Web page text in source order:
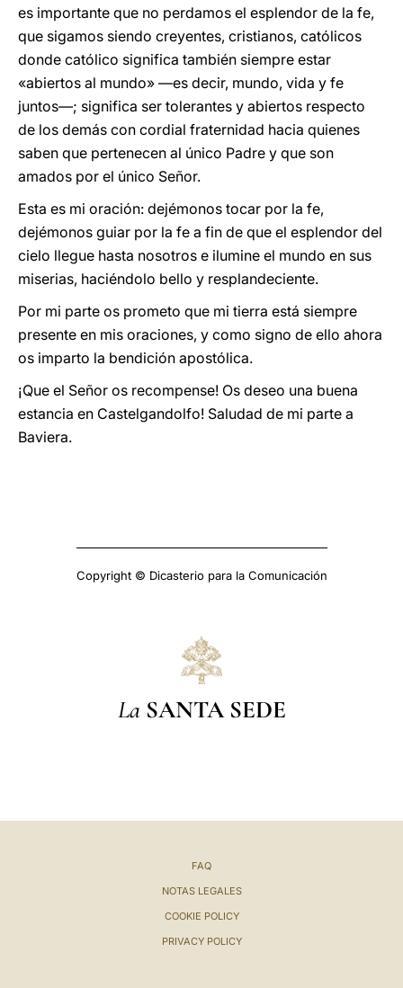
es importante que no perdamos el esplendor de la fe,
que sigamos siendo creyentes, cristianos, católicos
donde católico significa también siempre estar
«abiertos al mundo» —es decir, mundo, vida y fe
juntos—; significa ser tolerantes y abiertos respecto
de los demás con cordial fraternidad hacia quienes
saben que pertenecen al único Padre y que son
amados por el único Señor.
Esta es mi oración: dejémonos tocar por la fe,
dejémonos guiar por la fe a fin de que el esplendor del
cielo llegue hasta nosotros e ilumine el mundo en sus
miserias, haciéndolo bello y resplandeciente.
Por mi parte os prometo que mi tierra está siempre
presente en mis oraciones, y como signo de ello ahora
os imparto la bendición apostólica.
¡Que el Señor os recompense! Os deseo una buena
estancia en Castelgandolfo! Saludad de mi parte a
Baviera.
Copyright © Dicasterio para la Comunicación
La SANTA SEDE
FAQ
NOTAS LEGALES
COOKIE POLICY
PRIVACY POLICY